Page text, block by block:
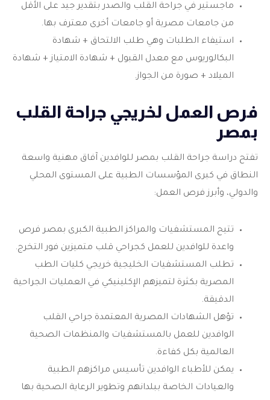
ماجستير في جراحة القلب والصدر بتقدير جيد على الأقل
من جامعات مصرية أو جامعات أخرى معترف بها.
استيفاء الطلبات وهي طلب الالتحاق + شهادة
البكالوريوس مع معدل القبول + شهادة الامتياز + شهادة
الميلاد + صورة من الجواز.
فرص العمل لخريجي جراحة القلب
بمصر
تفتح دراسة جراحة القلب بمصر للوافدين آفاق مهنية واسعة
النطاق في كبرى المؤسسات الطبية على المستوى المحلي
والدولي، وأبرز فرص العمل:
تتيح المستشفيات والمراكز الطبية الكبرى بمصر فرص
واعدة للوافدين للعمل كجراحي قلب متميزين فور التخرج.
تطلب المستشفيات الخليجية خريجي كليات الطب
المصرية بكثرة لتميزهم الإكلينيكي في العمليات الجراحية
الدقيقة.
تؤهل الشهادات المصرية المعتمدة جراحي القلب
الوافدين للعمل بالمستشفيات والمنظمات الصحية
العالمية بكل كفاءة.
يمكن للأطباء الوافدين تأسيس مراكزهم الطبية
والعيادات الخاصة ببلدانهم وتطوير الرعاية الصحية بها